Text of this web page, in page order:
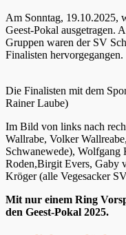
Am Sonntag, 19.10.2025,
Geest-Pokal ausgetragen.
Gruppen waren der SV
Finalisten hervorgegangen.
Die Finalisten mit dem
Rainer Laube)
Im Bild von links nach
Wallrabe, Volker
Schwanewede),
Roden,Birgit Evers, Gaby
Kröger (alle Vegesacker
Mit nur einem Ring
den Geest-Pokal 2025.